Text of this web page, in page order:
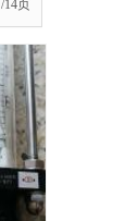
/14页